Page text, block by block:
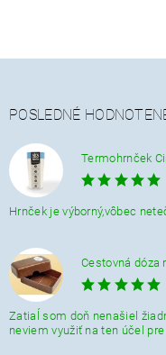
POSLEDNÉ
Termohrnček
Hrnček je výborný,vôbec
Cestovná dóza
Zatiaĺ som doň nenašiel
neviem využiť na ten účel